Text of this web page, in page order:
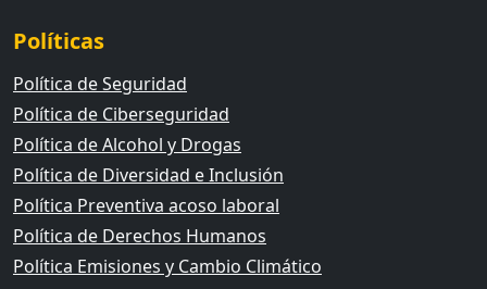
Políticas
Política de Seguridad
Política de Ciberseguridad
Política de Alcohol y Drogas
Política de Diversidad e Inclusión
Política Preventiva acoso laboral
Política de Derechos Humanos
Política Emisiones y Cambio Climático